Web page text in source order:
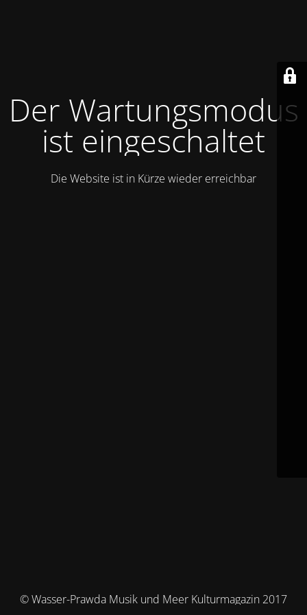
Der Wartungsmodus
ist eingeschaltet
Die Website ist in Kürze wieder erreichbar
© Wasser-Prawda Musik und Meer Kulturmagazin 2017